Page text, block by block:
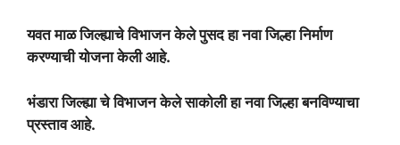
यवत माळ जिल्ह्याचे विभाजन केले पुसद हा नवा जिल्हा निर्माण
करण्याची योजना केली आहे.
भंडारा जिल्ह्या चे विभाजन केले साकोली हा नवा जिल्हा बनविण्याचा
प्रस्ताव आहे.